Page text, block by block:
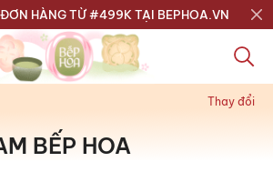
ĐƠN HÀNG TỪ #499K TẠI BEPHOA.VN
Thay đổi
BẾP HOA